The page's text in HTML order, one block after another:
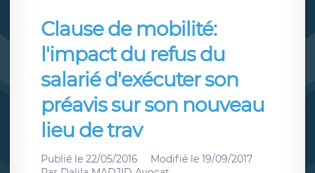
Clause de mobilité:
l'impact du refus du
salarié d'exécuter son
préavis sur son nouveau
lieu de trav
Publié le 22/05/2016 Modifié le 19/09/2017